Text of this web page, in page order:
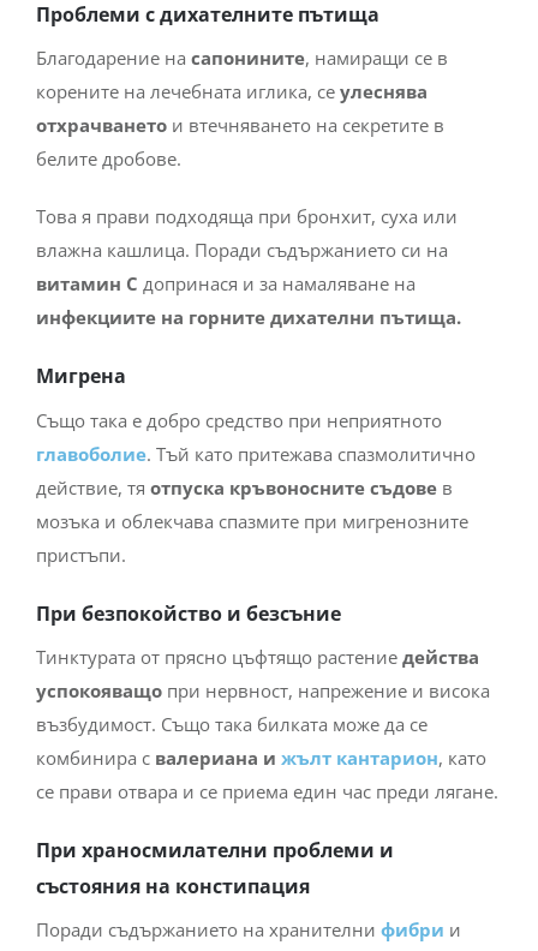
Проблеми с дихателните пътища
Благодарение на сапонините, намиращи се в
корените на лечебната иглика, се улеснява
отхрачването и втечняването на секретите в
белите дробове.
Това я прави подходяща при бронхит, суха или
влажна кашлица. Поради съдържанието си на
витамин С допринася и за намаляване на
инфекциите на горните дихателни пътища.
Мигрена
Също така е добро средство при неприятното
главоболие. Тъй като притежава спазмолитично
действие, тя отпуска кръвоносните съдовев
мозъка и облекчава спазмите при мигренозните
пристъпи.
При безпокойство и безсъние
Тинктурата от прясно цъфтящо растение действа
успокояващопри нервност, напрежение и висока
възбудимост. Също така билката може да се
комбинира с валериана и жълт кантарион, като
се прави отвара и се приема един час преди лягане.
При храносмилателни проблеми и
състояния на констипация
Поради съдържанието на хранителни фибри и